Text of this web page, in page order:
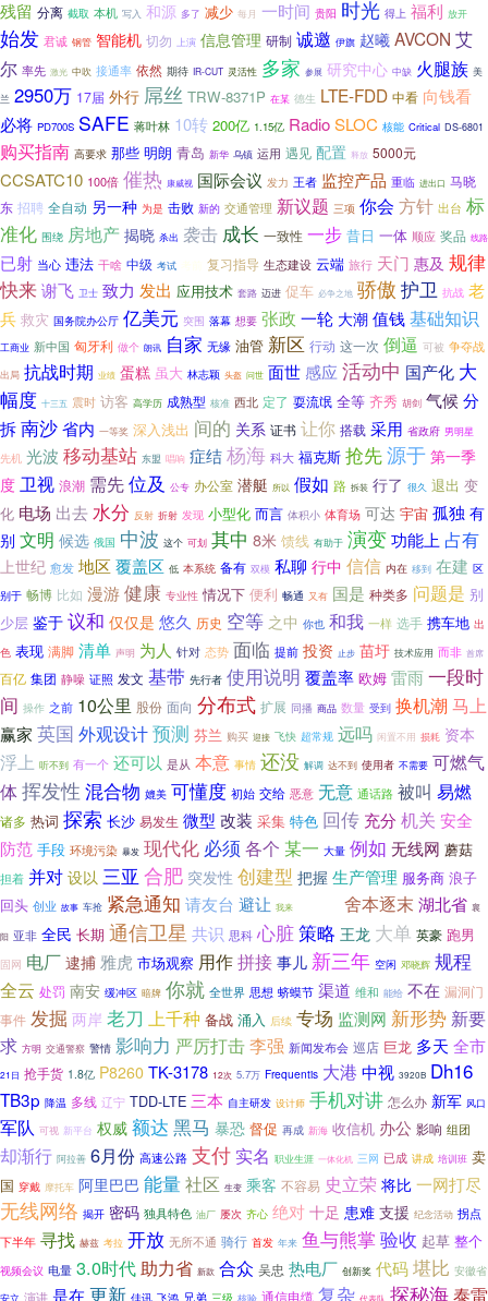
残留 分离 截取 本机 写入 和源 多了 减少 每月 一时间 贵阳 时光 得上 福利 放开
始发 君诚 钢管 智能机 切勿 上演 信息管理 研制 诚邀 伊旗 赵曦 AVCON 艾
尔 率先 激光 中吹 接通率 依然 期待 IR-CUT 灵活性 多家 参展 研究中心 中缺 火腿族 美
兰 2950万 17届 外行 屌丝 TRW-8371P 在某 德生 LTE-FDD 中看 向钱看
必将 PD700S SAFE 蒋叶林 10转 200亿 1.15亿 RadioSLOC 核能 Critical DS-6801
购买指南 高要求 那些 明朗 青岛 新华 乌镇 运用 遇见 配置 释放 5000元
CCSATC10 100倍 催热 康威视 国际会议 发力 王者 监控产品 重临 进出口 马晓
东 招聘 全自动 另一种 为是 击败 新的 交通管理 新议题 三项 你会 方针 出台 标
准化 围绕 房地产 揭晓 杀出 袭击 成长 一致性 一步 昔日 一体 顺应 奖品 线路
已射 当心 违法 干啥 中级 考试 复习指导 生态建设 云端 旅行 天门 惠及 规律
快来谢飞 卫士 致力 发出 应用技术 套路 迈进 促车 必争之地 骄傲 护卫 抗战 老
兵 救灾 国务院办公厅 亿美元 突围 落幕 想要 张政 一轮 大潮 值钱基础知识
工商业 新中国 匈牙利 做个 朗讯 自家 无缘 油管 新区 行动 这一次 倒逼 可被 争夺战
出局 抗战时期 业绩 蛋糕 虽大 林志颖 头盔 问世 面世 感应 活动中 国产化 大
幅度 十三五 震时 访客 高学历 成熟型 核准 西北 定了 耍流氓 全等 齐秀 胡剑 气候 分
拆南沙省内 一等奖 深入浅出 间的 关系 证书 让你 搭载 采用 省政府 男明星
先机 光波 移动基站 东盟 唱响 症结杨海 科大 福克斯 抢先源于 第一季
度 卫视 浪潮 需先位及 公专 办公室 潜艇 所以 假如 路 拆装 行了 很久 退出 变
化 电场 出去 水分 反射 折射 发现 小型化 而言 体积小 体育场 可达 宇宙 孤独 有
别 文明 候选 俄国 中波 这个 可划 其中 8米 馈线 有助于 演变功能上 占有
上世纪 愈发 地区 覆盖区 低 本系统 备有 双模 私聊 行中 信信 内在 移到 在建 区
别于 畅博 比如 漫游健康 专业性 情况下 便利 畅通 又有 国是 种类多 问题是 别
少层 鉴于 议和 仅仅是 悠久 历史 空等 之中 你也 和我 一样 选手 携车地 出
色 表现 满脚 清单 声明 为人 针对 态势 面临 提前 投资 止步 苗圩 技术应用 而非 首席
百亿 集团 静噪 证照 发文 基带 先行者 使用说明 覆盖率 欧姆 雷雨一段时
间 操作 之前 10公里 股份 面向 分布式 扩展 同播 商品 数量 受到 换机潮 马上
赢家 英国 外观设计预测 芬兰 购买 迎接 飞快 超常规 远吗 闲置不用 损耗 资本
浮上 听不到 有一个 还可以 是从 本意 事情 还没 解调 达不到 使用者 不需要 可燃气
体挥发性 混合物 媲美 可懂度 初始 交给 恶意 无意 通话路 被叫 易燃
诸多 热词 探索 长沙 易发生 微型 改装 采集 特色 回传 充分机关 安全
防范 手段 环境污染 暴发 现代化 必须 各个 某一 大量 例如 无线网 蘑菇
担着 并对 设以 三亚 合肥 突发性 创建型 把握 生产管理 服务商 浪子
回头 创业 故事 车抢 紧急通知 请友台 避让 我来 舍本逐末 湖北省 襄
阳 亚非 全民 长期 通信卫星 共识 思科 心脏策略 王龙 大单 英豪 跑男
固网 电厂 逮捕 雅虎 市场观察 用作拼接 事儿 新三年 空闲 邓晓辉 规程
全云 处罚 南安 缓冲区 暗牌 你就 全世界 思想 蛴蟆节 渠道 维和 能给 不在 漏洞门
事件 发掘 两岸 老刀 上千种 备战 涌入 后续 专场 监测网 新形势 新要
求 方明 交通警察 警情 影响力 严厉打击李强 新闻发布会 巡店 巨龙 多天 全市
21日 抢手货 1.8亿 P8260 TK-3178 12次 5.7万 Frequentis 大港 中视 3920B Dh16
TB3p 降温 多线 辽宁 TDD-LTE 三本 自主研发 设计师 手机对讲 怎么办 新军 风口
军队 可视 新平台 权威额达 黑马 暴恐 督促 再成 新海 收信机 办公 影响 组团
却渐行 阿拉善 6月份 高速公路 支付 实名 职业生涯 一体化机 三网 已成 讲成 培训班 卖
国 穿戴 摩托车 阿里巴巴 能量社区 生变 乘客 不容易 史立荣将比一网打尽
无线网络 揭开 密码 独具特色 油厂 屡次 齐心 绝对 十足 患难支援 纪念活动 拐点
下半年 寻找 赫兹 考拉 开放 无所不通 骑行 首发 年来 鱼与熊掌验收 起草 整个
视频会议 电量 3.0时代助力省 新款 合众 吴忠 热电厂 创新奖 代码堪比 安徽省
演讲 是在 更新 佳讯 飞鸿 兄弟 三级 核验 通信电缆 复杂 代表队 探秘海泰雷